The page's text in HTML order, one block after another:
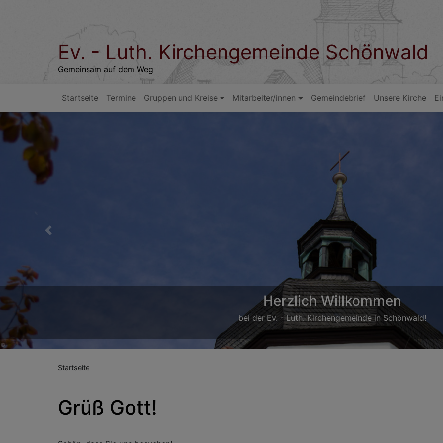
Ev. - Luth. Kirchengemeinde Schönwald
Gemeinsam auf dem Weg
Hauptnavigation
Startseite Termine Gruppen und Kreise Mitarbeiter/innen Gemeindebrief Unsere Kirche
Frauenfrühstück
Nächster Termin: Samstag, 17. Oktober 2026
Previous
Startseite
Grüß Gott!